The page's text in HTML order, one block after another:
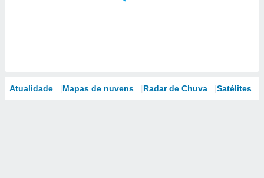
Atualidade Mapas de nuvens Radar de Chuva Satélites